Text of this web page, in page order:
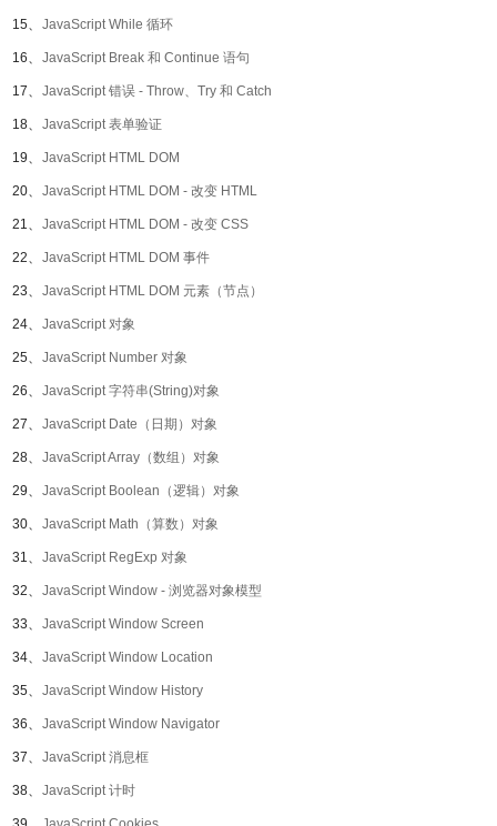
15、 JavaScript While 循环
16、 JavaScript Break 和 Continue 语句
17、 JavaScript 错误 - Throw、Try 和 Catch
18、 JavaScript 表单验证
19、 JavaScript HTML DOM
20、 JavaScript HTML DOM - 改变 HTML
21、 JavaScript HTML DOM - 改变 CSS
22、 JavaScript HTML DOM 事件
23、 JavaScript HTML DOM 元素（节点）
24、 JavaScript 对象
25、 JavaScript Number 对象
26、 JavaScript 字符串(String)对象
27、 JavaScript Date（日期）对象
28、 JavaScript Array（数组）对象
29、 JavaScript Boolean（逻辑）对象
30、 JavaScript Math（算数）对象
31、 JavaScript RegExp 对象
32、 JavaScript Window - 浏览器对象模型
33、 JavaScript Window Screen
34、 JavaScript Window Location
35、 JavaScript Window History
36、 JavaScript Window Navigator
37、 JavaScript 消息框
38、 JavaScript 计时